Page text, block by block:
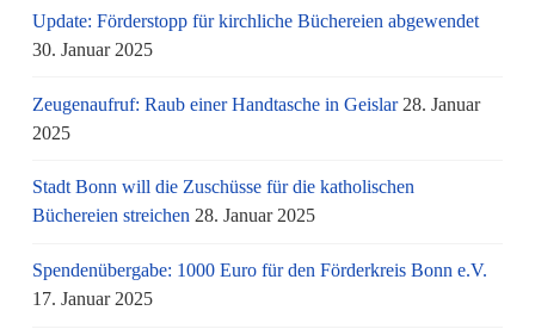
Update: Förderstopp für kirchliche Büchereien abgewendet
30. Januar 2025
Zeugenaufruf: Raub einer Handtasche in Geislar 28. Januar
2025
Stadt Bonn will die Zuschüsse für die katholischen
Büchereien streichen 28. Januar 2025
Spendenübergabe: 1000 Euro für den Förderkreis Bonn e.V.
17. Januar 2025